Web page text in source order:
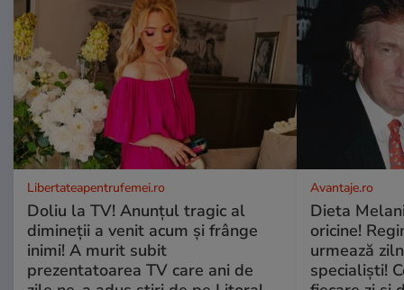
Libertateapentrufemei.ro
Doliu la TV! Anunțul tragic al
dimineții a venit acum și frânge
inimi! A murit subit
prezentatoarea TV care ani de
Avantaje.ro
Dieta
oricine!
urmează
specialiști!